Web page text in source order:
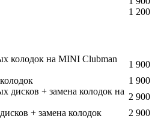
1 200
колодок на MINI Clubman
1 900
1 900
дисков + замена колодок на
2 900
+ замена колодок
2 900